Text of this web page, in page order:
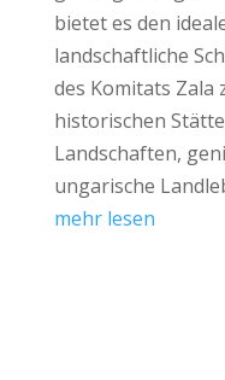
bietet es den
landschaftliche
des Komitats Zala
historischen
Landschaften,
ungarische
mehr lesen